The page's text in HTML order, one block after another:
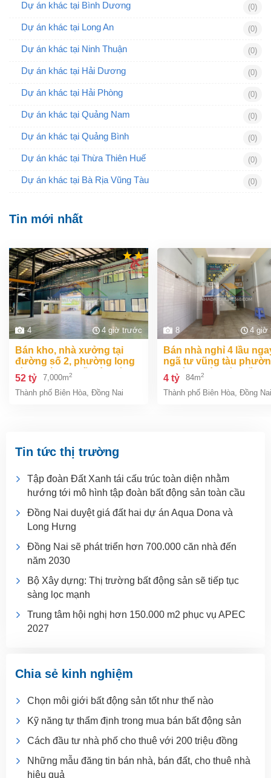
Dự án khác tại Bình Dương (0)
Dự án khác tại Long An (0)
Dự án khác tại Ninh Thuận (0)
Dự án khác tại Hải Dương (0)
Dự án khác tại Hải Phòng (0)
Dự án khác tại Quảng Nam (0)
Dự án khác tại Quảng Bình (0)
Dự án khác tại Thừa Thiên Huế (0)
Dự án khác tại Bà Rịa Vũng Tàu (0)
Tin mới nhất
4 4 giờ trước
bán kho, nhà xưởng tại
đường số 2, phường long
bình, thành phố biên hòa,
đồng nai giá 52 tỷ
52 tỷ 7,000m2
Thành phố Biên Hòa Đồng Nai
8 4 giờ
bán nhà nghỉ 4 lầu ngay
ngã tư vũng tàu
an bình biên hòa đồng
giá chỉ 4 tỷ
4 tỷ 84m2
Thành phố Biên Hòa Đồng Nai
Tin tức thị trường
Tập đoàn Đất Xanh tái cấu trúc toàn diện nhằm
hướng tới mô hình tập đoàn bất động sản toàn cầu
Đồng Nai duyệt giá đất hai dự án Aqua Dona và
Long Hưng
Đồng Nai sẽ phát triển hơn 700.000 căn nhà đến
năm 2030
Bộ Xây dựng: Thị trường bất động sản sẽ tiếp tục
sàng lọc mạnh
Trung tâm hội nghị hơn 150.000 m2 phục vụ APEC
2027
Chia sẻ kinh nghiệm
Chọn môi giới bất động sản tốt như thế nào
Kỹ năng tự thẩm định trong mua bán bất động sản
Cách đầu tư nhà phố cho thuê với 200 triệu đồng
Những mẫu đăng tin bán nhà, bán đất, cho thuê nhà
hiệu quả